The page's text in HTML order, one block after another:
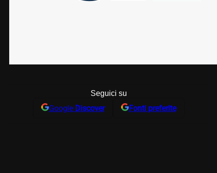
Seguici su
Google Discover Fonti preferite